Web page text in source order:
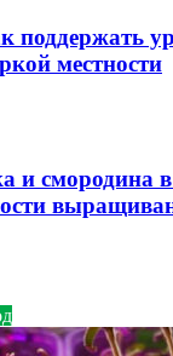
поддержать
местности
и смородина